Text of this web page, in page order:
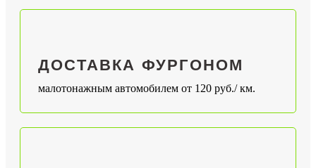
ДОСТАВКА ФУРГОНОМ
малотонажным автомобилем от 120 руб./ км.